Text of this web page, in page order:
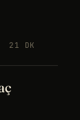
21 DK